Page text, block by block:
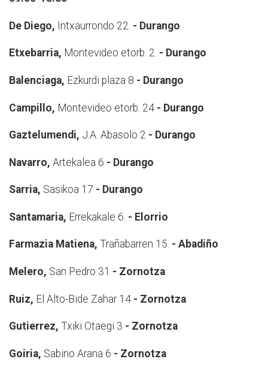
De Diego, Intxaurrondo 22. - Durango
Etxebarria, Montevideo etorb. 2. - Durango
Balenciaga, Ezkurdi plaza 8 - Durango
Campillo, Montevideo etorb. 24 - Durango
Gaztelumendi, J.A. Abasolo 2 - Durango
Navarro, Artekalea 6 - Durango
Sarria, Sasikoa 17 - Durango
Santamaria, Errekakale 6. - Elorrio
Farmazia Matiena, Trañabarren 15. - Abadiño
Melero, San Pedro 31 - Zornotza
Ruiz, El Alto-Bide Zahar 14 - Zornotza
Gutierrez, Txiki Otaegi 3 - Zornotza
Goiria, Sabino Arana 6 - Zornotza